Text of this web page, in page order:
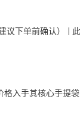
议下单前确认） |
入手其核心手提